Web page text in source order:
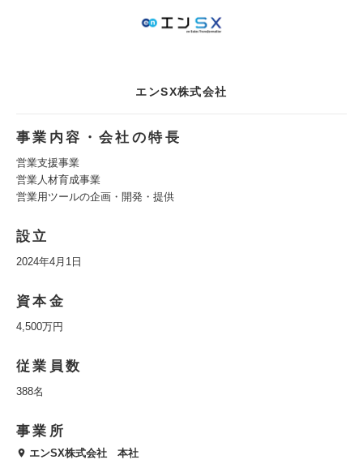
エンSX株式会社
事業内容・会社の特長
営業支援事業
営業人材育成事業
営業用ツールの企画・開発・提供
設立
2024年4月1日
資本金
4,500万円
従業員数
388名
事業所
エンSX株式会社 本社